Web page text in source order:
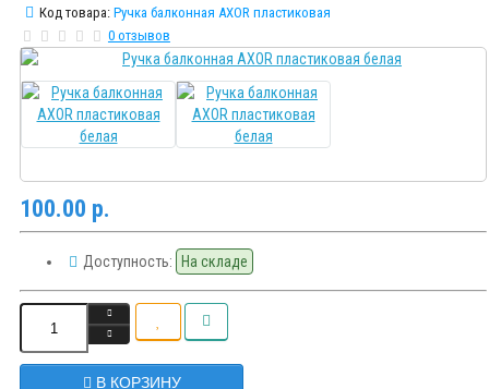
Код товара: Ручка балконная AXOR пластиковая
0 отзывов
100.00 р.
Доступность: На складе
В КОРЗИНУ